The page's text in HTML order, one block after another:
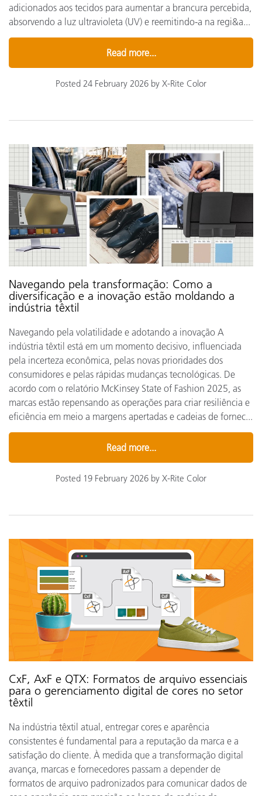
adicionados aos tecidos para aumentar a brancura percebida,
absorvendo a luz ultravioleta (UV) e reemitindo-a na regi&a...
Read more...
Posted 24 February 2026 by X-Rite Color
Navegando pela transformação: Como a
diversificação e a inovação estão moldando a
indústria têxtil
Navegando pela volatilidade e adotando a inovação A
indústria têxtil está em um momento decisivo, influenciada
pela incerteza econômica, pelas novas prioridades dos
consumidores e pelas rápidas mudanças tecnológicas. De
acordo com o relatório McKinsey State of Fashion 2025, as
marcas estão repensando as operações para criar resiliência e
eficiência em meio a margens apertadas e cadeias de fornec...
Read more...
Posted 19 February 2026 by X-Rite Color
CxF, AxF e QTX: Formatos de arquivo essenciais
para o gerenciamento digital de cores no setor
têxtil
Na indústria têxtil atual, entregar cores e aparência
consistentes é fundamental para a reputação da marca e a
satisfação do cliente. À medida que a transformação digital
avança, marcas e fornecedores passam a depender de
formatos de arquivo padronizados para comunicar dados de